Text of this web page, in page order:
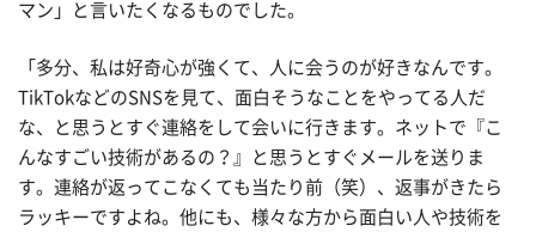
マン」と言いたくなるものでした。
「多分、私は好奇心が強くて、人に会うのが好きなんです。
TikTokなどのSNSを見て、面白そうなことをやってる人だ
な、と思うとすぐ連絡をして会いに行きます。ネットで『こ
んなすごい技術があるの？』と思うとすぐメールを送りま
す。連絡が返ってこなくても当たり前（笑）、返事がきたら
ラッキーですよね。他にも、様々な方から面白い人や技術を